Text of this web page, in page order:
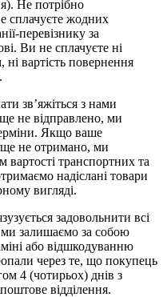
Не потрібно
сплачуєте жодних
перевізнику за
Ви не сплачуєте ні
ні вартість повернення
зв’яжіться з нами
не відправлено, ми
Якщо ваше
ще не отримано, ми
транспортних та
надіслані товари
вигляді.
задовольнити всі
залишаємо за собою
або відшкодуванню
через те, що покупець
4 (чотирьох) днів з
відділення.